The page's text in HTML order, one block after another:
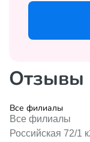
Отзывы
Все филиалы
Все филиалы
Российская 72/1